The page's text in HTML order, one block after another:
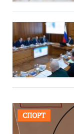
СПОРТ